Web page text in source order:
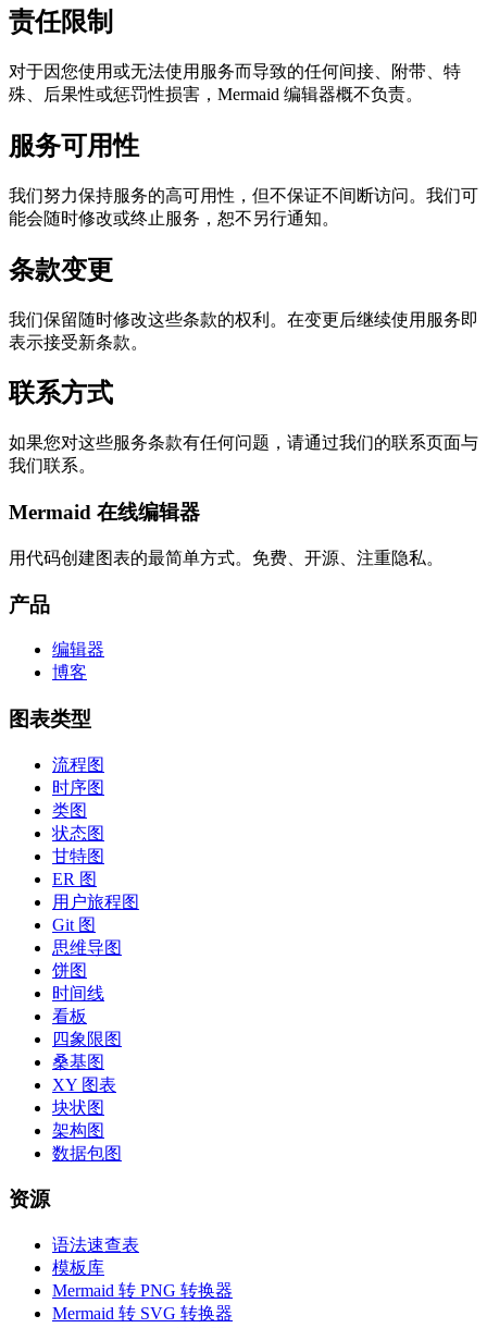
责任限制
对于因您使用或无法使用服务而导致的任何间接、附带、特
殊、后果性或惩罚性损害，Mermaid 编辑器概不负责。
服务可用性
我们努力保持服务的高可用性，但不保证不间断访问。我们可
能会随时修改或终止服务，恕不另行通知。
条款变更
我们保留随时修改这些条款的权利。在变更后继续使用服务即
表示接受新条款。
联系方式
如果您对这些服务条款有任何问题，请通过我们的联系页面与
我们联系。
Mermaid 在线编辑器
用代码创建图表的最简单方式。免费、开源、注重隐私。
产品
编辑器
博客
图表类型
流程图
时序图
类图
状态图
甘特图
ER 图
用户旅程图
Git 图
思维导图
饼图
时间线
看板
四象限图
桑基图
XY 图表
块状图
架构图
数据包图
资源
语法速查表
模板库
Mermaid 转 PNG 转换器
Mermaid 转 SVG 转换器